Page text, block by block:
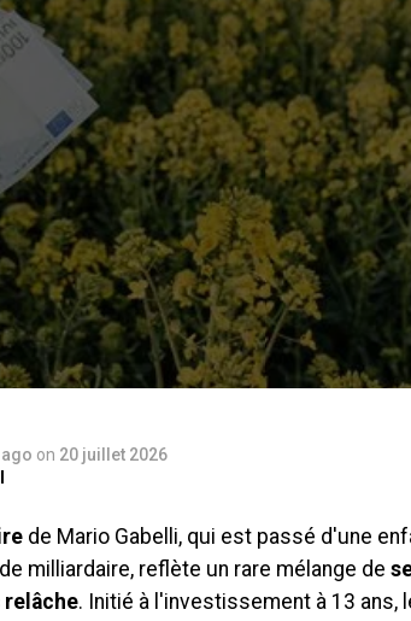
on 20 juillet 2026
de Mario Gabelli, qui est passé d'une
milliardaire, reflète un rare mélange de
relâche. Initié à l'investissement à 13 ans,